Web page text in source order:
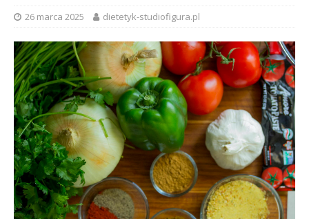
26 marca 2025 dietetyk-studiofigura.pl